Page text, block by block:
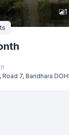
1
7, Baridhara